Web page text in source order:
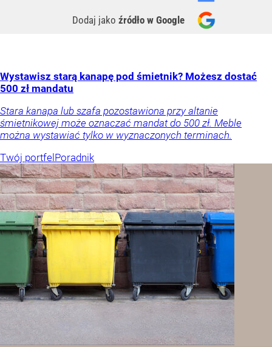
Dodaj jako źródło w Google
Wystawisz starą kanapę pod śmietnik? Możesz dostać
500 zł mandatu
Stara kanapa lub szafa pozostawiona przy altanie
śmietnikowej może oznaczać mandat do 500 zł. Meble
można wystawiać tylko w wyznaczonych terminach.
Twój portfel Poradnik